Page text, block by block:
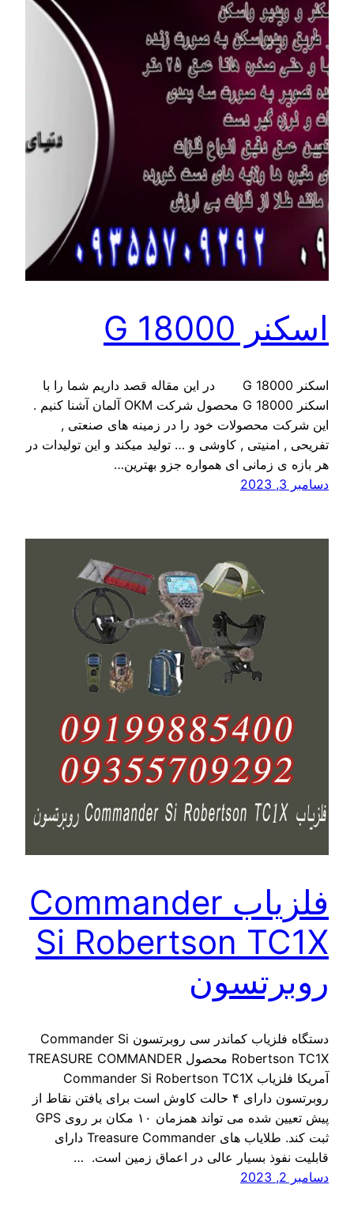
اسکنر G 18000
اسکنر G 18000 در این مقاله قصد داریم شما را با
اسکنر G 18000 محصول شرکت OKM آلمان آشنا کنیم .
این شرکت محصولات خود را در زمینه های صنعتی ,
تفریحی , امنیتی , کاوشی و … تولید میکند و این تولیدات در
هر بازه ی زمانی ای همواره جزو بهترین…
دسامبر 3, 2023
فلزیاب Commander
Si Robertson TC1X
روبرتسون
دستگاه فلزیاب کماندر سی روبرتسون Commander Si
Robertson TC1X محصول TREASURE COMMANDER
آمریکا فلزیاب Commander Si Robertson TC1X
روبرتسون دارای ۴ حالت کاوش است برای یافتن نقاط از
پیش تعیین شده می تواند همزمان ۱۰ مکان بر روی GPS
ثبت کند. طلایاب های Treasure Commander دارای
قابلیت نفوذ بسیار عالی در اعماق زمین است. …
دسامبر 2, 2023